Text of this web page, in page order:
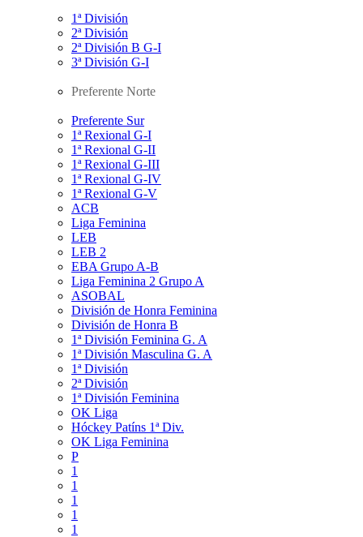
1ª División
2ª División
2ª División B G-I
3ª División G-I
Preferente Norte
Preferente Sur
1ª Rexional G-I
1ª Rexional G-II
1ª Rexional G-III
1ª Rexional G-IV
1ª Rexional G-V
ACB
Liga Feminina
LEB
LEB 2
EBA Grupo A-B
Liga Feminina 2 Grupo A
ASOBAL
División de Honra Feminina
División de Honra B
1ª División Feminina G. A
1ª División Masculina G. A
1ª División
2ª División
1ª División Feminina
OK Liga
Hóckey Patíns 1ª Div.
OK Liga Feminina
P
1
1
1
1
1